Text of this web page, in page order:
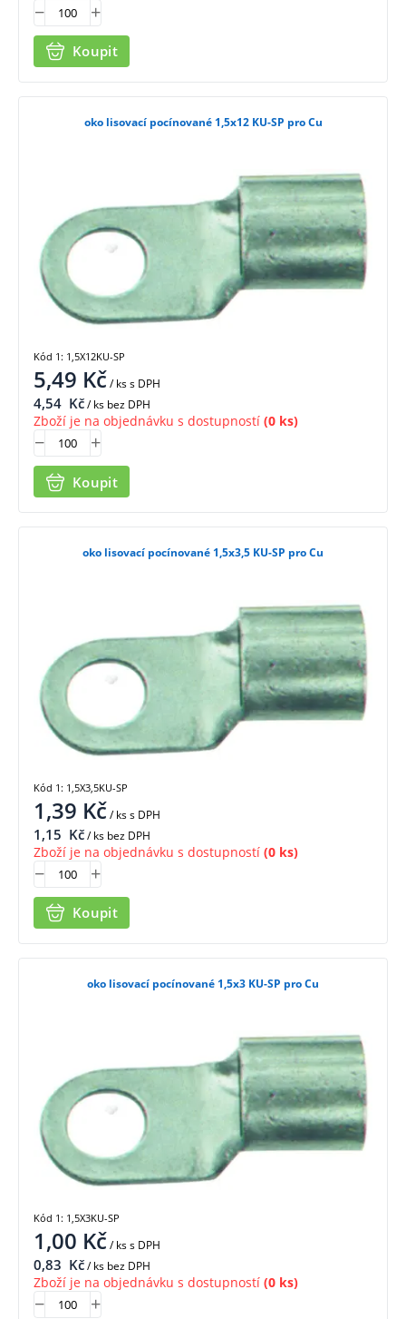
Koupit
oko lisovací pocínované 1,5x12 KU-SP pro Cu
5,49 Kč/ kss DPH
4,54 Kč/ ks bez DPH
Zboží je na objednávku s dostupností (0 ks)
Koupit
Kód 1: 1,5X12KU-SP
oko lisovací pocínované 1,5x3,5 KU-SP pro Cu
1,39 Kč/ kss DPH
1,15 Kč/ ks bez DPH
Zboží je na objednávku s dostupností (0 ks)
Koupit
Kód 1: 1,5X3,5KU-SP
oko lisovací pocínované 1,5x3 KU-SP pro Cu
1,00 Kč/ kss DPH
0,83 Kč/ ks bez DPH
Zboží je na objednávku s dostupností (0 ks)
Kód 1: 1,5X3KU-SP